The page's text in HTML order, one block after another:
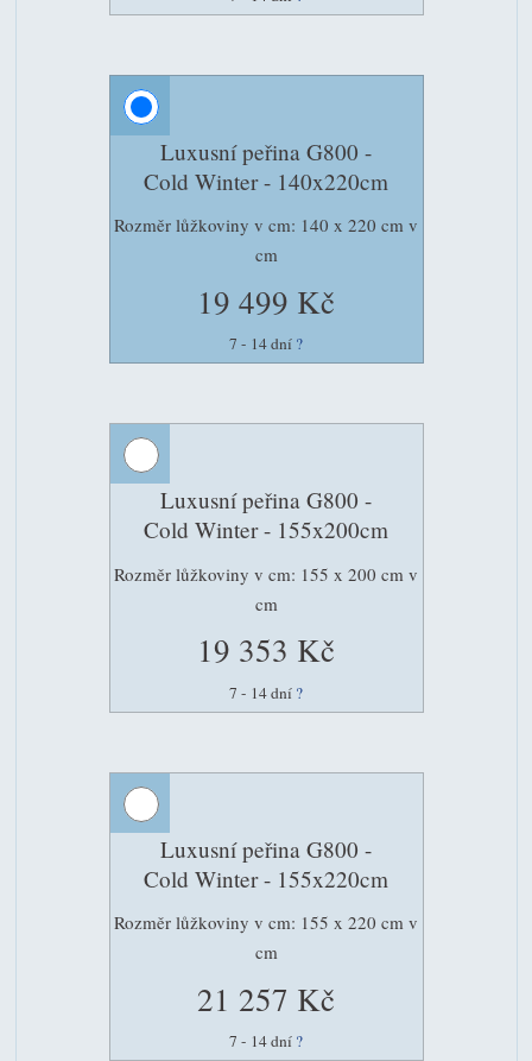
Luxusní peřina G800 -
Cold Winter - 140x220cm
Rozměr lůžkoviny v cm: 140 x 220 cm v
cm
19 499 Kč
7 - 14 dní ?
Luxusní peřina G800 -
Cold Winter - 155x200cm
Rozměr lůžkoviny v cm: 155 x 200 cm v
cm
19 353 Kč
7 - 14 dní ?
Luxusní peřina G800 -
Cold Winter - 155x220cm
Rozměr lůžkoviny v cm: 155 x 220 cm v
cm
21 257 Kč
7 - 14 dní ?